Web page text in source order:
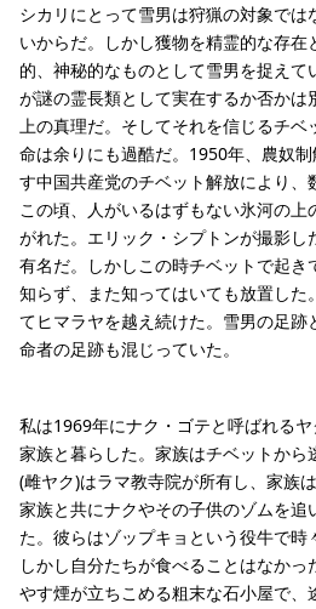
シカリにとって雪男は狩猟の対象では
いからだ。しかし獲物を精霊的な存
的、神秘的なものとして雪男を捉えて
が謎の霊長類として実在するか否かは
上の真理だ。そしてそれを信じるチ
命は余りにも過酷だ。1950年、農奴
す中国共産党のチベット解放により、
この頃、人がいるはずもない氷河の
がれた。エリック・シプトンが撮影し
有名だ。しかしこの時チベットで起き
知らず、また知ってはいても放置した
てヒマラヤを越え続けた。雪男の足跡
命者の足跡も混じっていた。
私は1969年にナク・ゴテと呼ばれる
家族と暮らした。家族はチベットから
(雌ヤク)はラマ教寺院が所有し、家族
家族と共にナクやその子供のゾムを追
た。彼らはゾップキョという役牛で時
しかし自分たちが食べることはなか
やす煙が立ちこめる粗末な石小屋で、